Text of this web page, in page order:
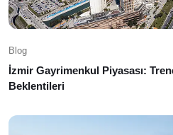
Blog
İzmir Gayrimenkul Piyasası:
Beklentileri